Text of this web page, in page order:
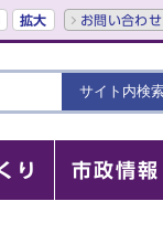
拡大 お問い合わせ
り 市政情報